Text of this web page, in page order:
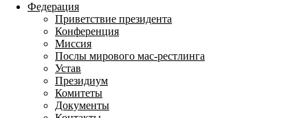
Федерация
Приветствие президента
Конференция
Миссия
Послы мирового мас-рестлинга
Устав
Президиум
Комитеты
Документы